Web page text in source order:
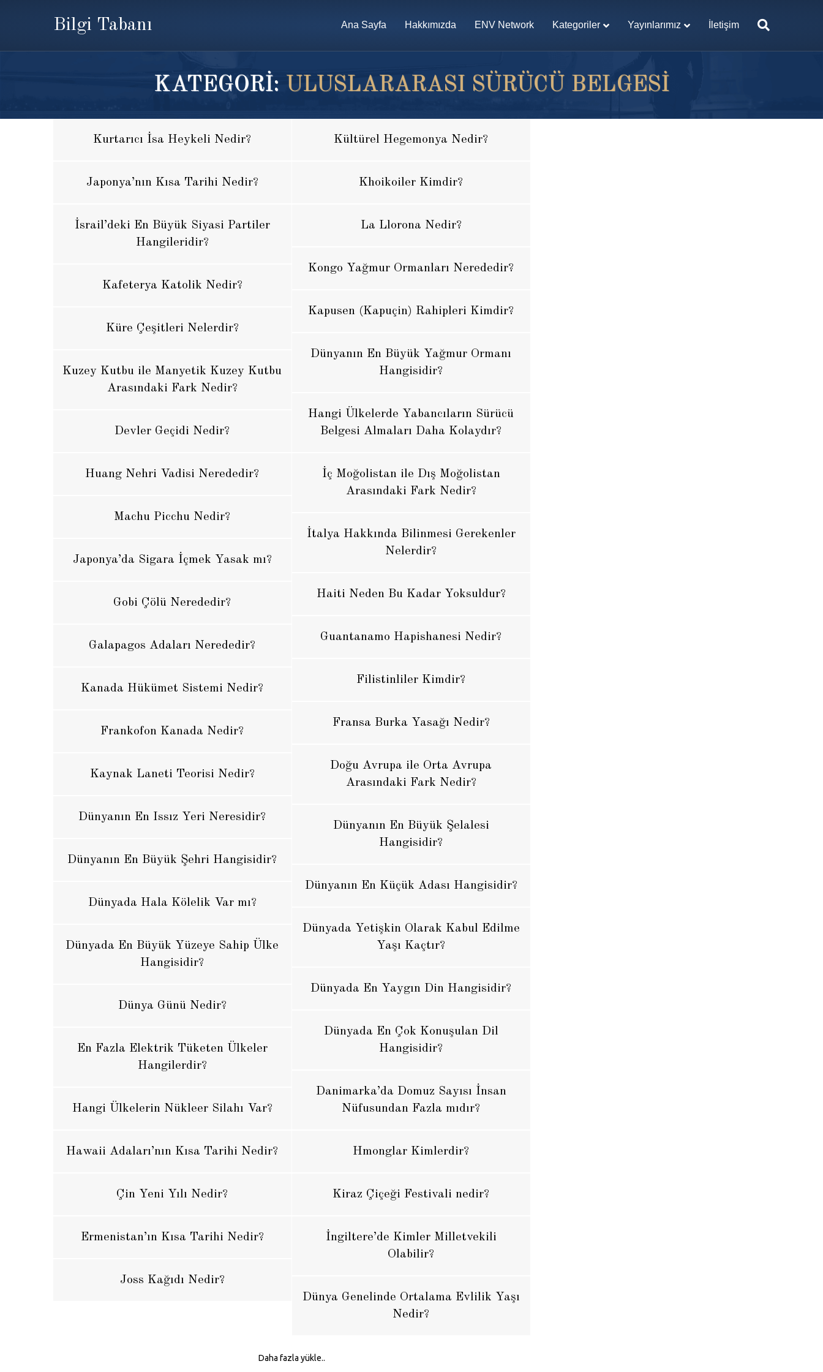
Bilgi Tabanı Ana Sayfa Hakkımızda ENV Network Kategoriler Yayınlarımız İletişim
KATEGORİ: ULUSLARARASI SÜRÜCÜ BELGESI
Kurtarıcı İsa Heykeli Nedir? Kültürel Hegemonya Nedir?
Japonya’nın Kısa Tarihi Nedir? Khoikoiler Kimdir?
İsrail’deki En Büyük Siyasi Partiler
Hangileridir?
La Llorona Nedir?
Kongo Yağmur Ormanları Nerededir?
Kafeterya Katolik Nedir?
Kapusen (Kapuçin) Rahipleri Kimdir?
Küre Çeşitleri Nelerdir?
Dünyanın En Büyük Yağmur Ormanı
Hangisidir?
Kuzey Kutbu ile Manyetik Kuzey Kutbu
Arasındaki Fark Nedir?
Hangi Ülkelerde Yabancıların Sürücü
Belgesi Almaları Daha Kolaydır?
Devler Geçidi Nedir?
Huang Nehri Vadisi Nerededir?
İç Moğolistan ile Dış Moğolistan
Arasındaki Fark Nedir?
Machu Picchu Nedir?
İtalya Hakkında Bilinmesi Gerekenler
Nelerdir?
Japonya’da Sigara İçmek Yasak mı?
Haiti Neden Bu Kadar Yoksuldur?
Gobi Çölü Nerededir?
Guantanamo Hapishanesi Nedir?
Galapagos Adaları Nerededir?
Filistinliler Kimdir?
Kanada Hükümet Sistemi Nedir?
Fransa Burka Yasağı Nedir?
Frankofon Kanada Nedir?
Doğu Avrupa ile Orta Avrupa
Arasındaki Fark Nedir?
Kaynak Laneti Teorisi Nedir?
Dünyanın En Issız Yeri Neresidir?
Dünyanın En Büyük Şelalesi
Hangisidir?
Dünyanın En Büyük Şehri Hangisidir?
Dünyanın En Küçük Adası Hangisidir?
Dünyada Hala Kölelik Var mı?
Dünyada Yetişkin Olarak Kabul Edilme
Yaşı Kaçtır?
Dünyada En Büyük Yüzeye Sahip Ülke
Hangisidir?
Dünyada En Yaygın Din Hangisidir?
Dünya Günü Nedir?
Dünyada En Çok Konuşulan Dil
Hangisidir?
En Fazla Elektrik Tüketen Ülkeler
Hangilerdir?
Danimarka’da Domuz Sayısı İnsan
Nüfusundan Fazla mıdır?
Hangi Ülkelerin Nükleer Silahı Var?
Hawaii Adaları’nın Kısa Tarihi Nedir? Hmonglar Kimlerdir?
Çin Yeni Yılı Nedir? Kiraz Çiçeği Festivali nedir?
Ermenistan’ın Kısa Tarihi Nedir?
İngiltere’de Kimler Milletvekili
Olabilir?
Joss Kağıdı Nedir?
Dünya Genelinde Ortalama Evlilik Yaşı
Nedir?
Daha fazla yükle..